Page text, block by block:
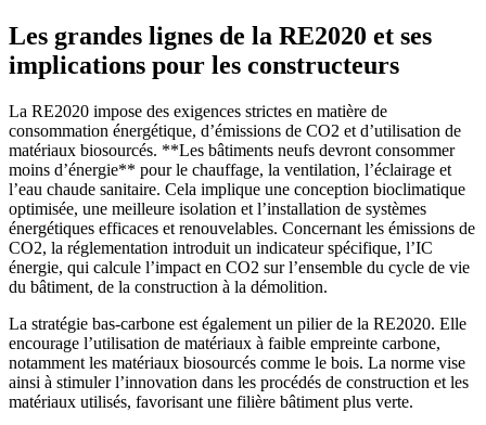
Les grandes lignes de la RE2020 et ses
implications pour les constructeurs
La RE2020 impose des exigences strictes en matière de
consommation énergétique, d’émissions de CO2 et d’utilisation de
matériaux biosourcés. **Les bâtiments neufs devront consommer
moins d’énergie** pour le chauffage, la ventilation, l’éclairage et
l’eau chaude sanitaire. Cela implique une conception bioclimatique
optimisée, une meilleure isolation et l’installation de systèmes
énergétiques efficaces et renouvelables. Concernant les émissions de
CO2, la réglementation introduit un indicateur spécifique, l’IC
énergie, qui calcule l’impact en CO2 sur l’ensemble du cycle de vie
du bâtiment, de la construction à la démolition.
La stratégie bas-carbone est également un pilier de la RE2020. Elle
encourage l’utilisation de matériaux à faible empreinte carbone,
notamment les matériaux biosourcés comme le bois. La norme vise
ainsi à stimuler l’innovation dans les procédés de construction et les
matériaux utilisés, favorisant une filière bâtiment plus verte.